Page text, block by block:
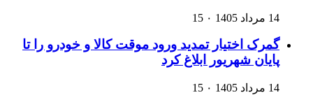
14 مرداد 1405 ۰ 15
گمرک اختیار تمدید ورود موقت کالا و خودرو را تا
پایان شهریور ابلاغ کرد
14 مرداد 1405 ۰ 15